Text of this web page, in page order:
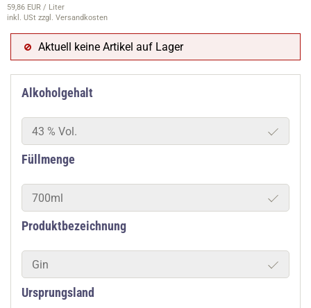
59,86 EUR / Liter
inkl. USt zzgl. Versandkosten
Aktuell keine Artikel auf Lager
Alkoholgehalt
43 % Vol.
Füllmenge
700ml
Produktbezeichnung
Gin
Ursprungsland